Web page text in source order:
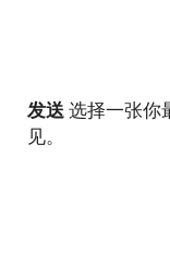
发送 选择一张你
见。